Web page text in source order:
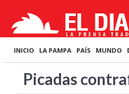
INICIO LA PAMPA PAÍS MUNDO
Picadas